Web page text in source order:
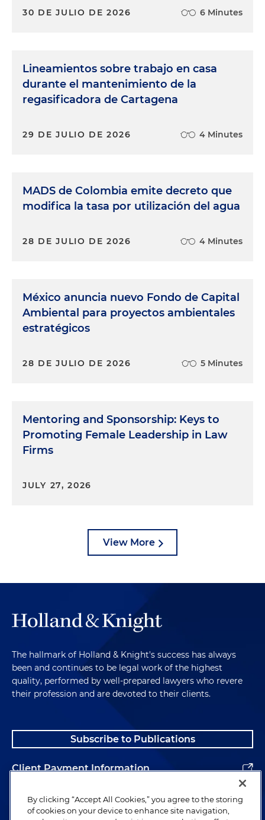
30 DE JULIO DE 2026 6 Minutes
Lineamientos sobre trabajo en casa
durante el mantenimiento de la
regasificadora de Cartagena
29 DE JULIO DE 2026 4 Minutes
MADS de Colombia emite decreto que
modifica la tasa por utilización del agua
28 DE JULIO DE 2026 4 Minutes
México anuncia nuevo Fondo de Capital
Ambiental para proyectos ambientales
estratégicos
28 DE JULIO DE 2026 5 Minutes
Mentoring and Sponsorship: Keys to
Promoting Female Leadership in Law
Firms
JULY 27, 2026
View More
The hallmark of Holland & Knight's success has always
been and continues to be legal work of the highest
quality, performed by well-prepared lawyers who revere
their profession and are devoted to their clients.
Subscribe to Publications
Client Payment Information
Alumni
By clicking “Accept All Cookies,” you agree to the storing
of cookies on your device to enhance site navigation,